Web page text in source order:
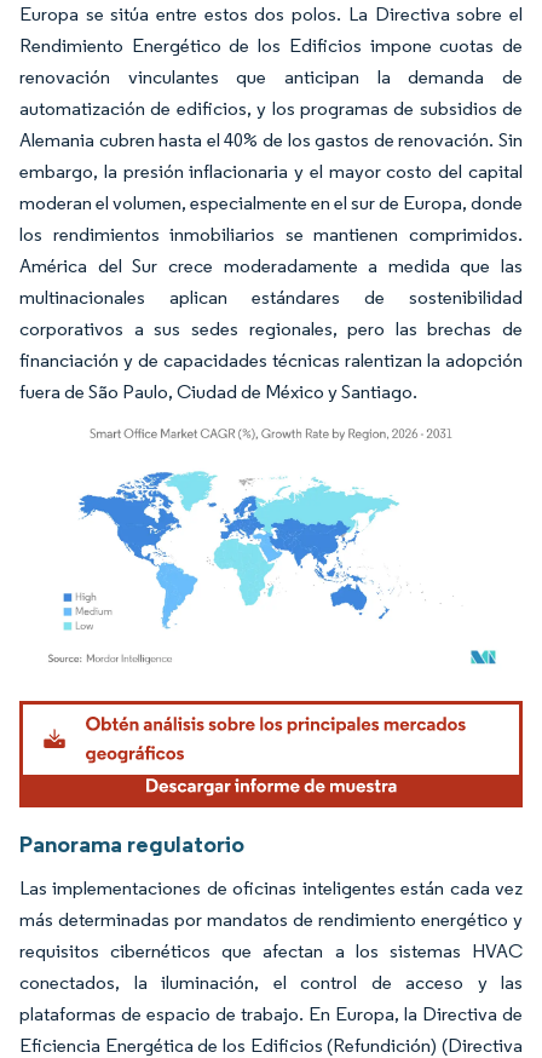
Europa se sitúa entre estos dos polos. La Directiva sobre el
Rendimiento Energético de los Edificios impone cuotas de
renovación vinculantes que anticipan la demanda de
automatización de edificios, y los programas de subsidios de
Alemania cubren hasta el 40% de los gastos de renovación. Sin
embargo, la presión inflacionaria y el mayor costo del capital
moderan el volumen, especialmente en el sur de Europa, donde
los rendimientos inmobiliarios se mantienen comprimidos.
América del Sur crece moderadamente a medida que las
multinacionales aplican estándares de sostenibilidad
corporativos a sus sedes regionales, pero las brechas de
financiación y de capacidades técnicas ralentizan la adopción
fuera de São Paulo, Ciudad de México y Santiago.
Imagen © Mordor Intelligence. El uso requiere atribución según CC BY 4.0.
Panorama regulatorio
Las implementaciones de oficinas inteligentes están cada vez
más determinadas por mandatos de rendimiento energético y
requisitos cibernéticos que afectan a los sistemas HVAC
conectados, la iluminación, el control de acceso y las
plataformas de espacio de trabajo. En Europa, la Directiva de
Eficiencia Energética de los Edificios (Refundición) (Directiva